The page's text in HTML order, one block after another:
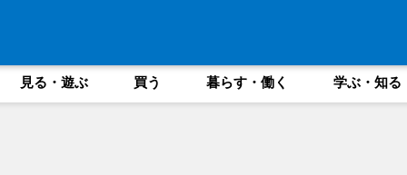
見る・遊ぶ 買う 暮らす・働く 学ぶ・知る